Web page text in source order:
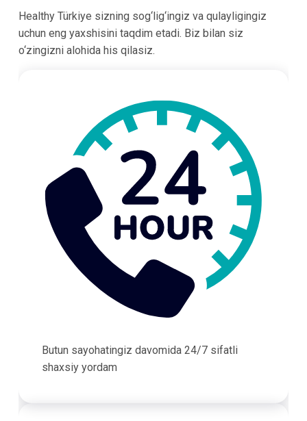
Healthy Türkiye sizning sog‘lig‘ingiz va qulayligingiz
uchun eng yaxshisini taqdim etadi. Biz bilan siz
o‘zingizni alohida his qilasiz.
Butun sayohatingiz davomida 24/7 sifatli
shaxsiy yordam